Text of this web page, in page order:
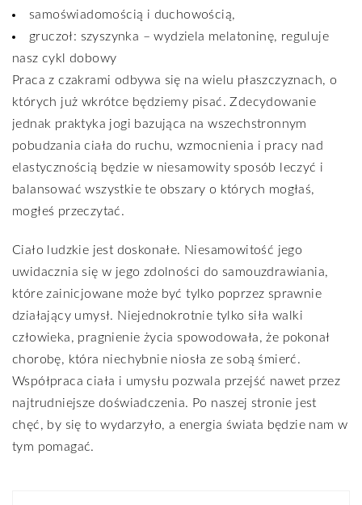
samoświadomością i duchowością,
gruczoł: szyszynka – wydziela melatoninę, reguluje
nasz cykl dobowy
Praca z czakrami odbywa się na wielu płaszczyznach, o
których już wkrótce będziemy pisać. Zdecydowanie
jednak praktyka jogi bazująca na wszechstronnym
pobudzania ciała do ruchu, wzmocnienia i pracy nad
elastycznością będzie w niesamowity sposób leczyć i
balansować wszystkie te obszary o których mogłaś,
mogłeś przeczytać.
Ciało ludzkie jest doskonałe. Niesamowitość jego
uwidacznia się w jego zdolności do samouzdrawiania,
które zainicjowane może być tylko poprzez sprawnie
działający umysł. Niejednokrotnie tylko siła walki
człowieka, pragnienie życia spowodowała, że pokonał
chorobę, która niechybnie niosła ze sobą śmierć.
Współpraca ciała i umysłu pozwala przejść nawet przez
najtrudniejsze doświadczenia. Po naszej stronie jest
chęć, by się to wydarzyło, a energia świata będzie nam w
tym pomagać.